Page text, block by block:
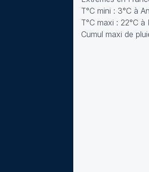
T°C mini : 3°C à
T°C maxi : 22°C
Cumul maxi de